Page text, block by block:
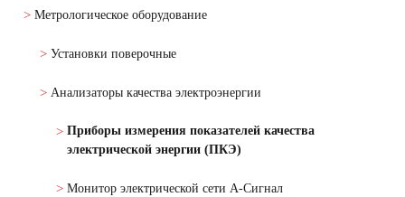
Метрологическое оборудование
Установки поверочные
Анализаторы качества электроэнергии
Приборы измерения показателей качества
электрической энергии (ПКЭ)
Монитор электрической сети А-Сигнал